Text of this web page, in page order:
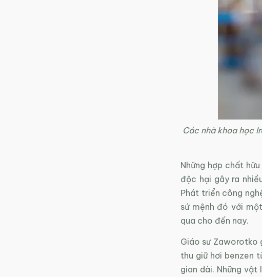
Các nhà khoa học
Những hợp chất
độc hại gây ra
Phát triển công
sứ mệnh đó với
qua cho đến nay.
Giáo sư Zaworotko
thu giữ hơi benzen
gian dài. Những